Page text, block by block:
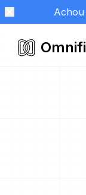
Achou